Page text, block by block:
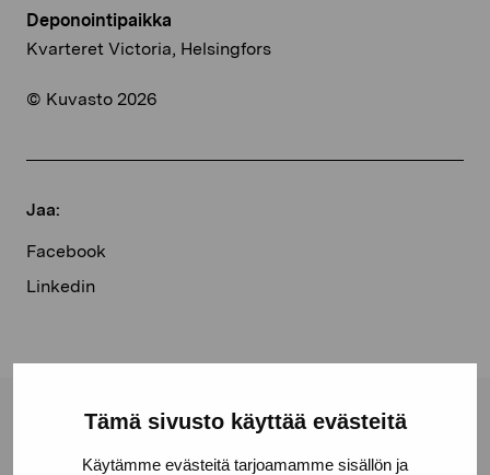
Tämä sivusto käyttää evästeitä
Käytämme evästeitä tarjoamamme sisällön ja
Deponointipaikka
Kvarteret Victoria, Helsingfors
© Kuvasto 2026
Jaa:
Facebook
Linkedin
Pro Artibus -säätiö